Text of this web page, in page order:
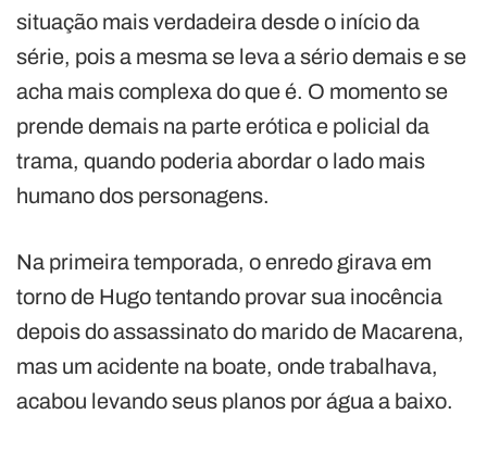
situação mais verdadeira desde o início da
série, pois a mesma se leva a sério demais e se
acha mais complexa do que é. O momento se
prende demais na parte erótica e policial da
trama, quando poderia abordar o lado mais
humano dos personagens.
Na primeira temporada, o enredo girava em
torno de Hugo tentando provar sua inocência
depois do assassinato do marido de Macarena,
mas um acidente na boate, onde trabalhava,
acabou levando seus planos por água a baixo.